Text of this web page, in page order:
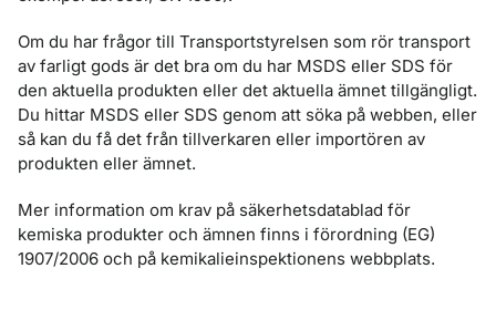
Om du har frågor till Transportstyrelsen som rör transport
av farligt gods är det bra om du har MSDS eller SDS för
den aktuella produkten eller det aktuella ämnet tillgängligt.
Du hittar MSDS eller SDS genom att söka på webben, eller
så kan du få det från tillverkaren eller importören av
produkten eller ämnet.
Mer information om krav på säkerhetsdatablad för
kemiska produkter och ämnen finns i förordning (EG)
1907/2006 och på kemikalieinspektionens webbplats.